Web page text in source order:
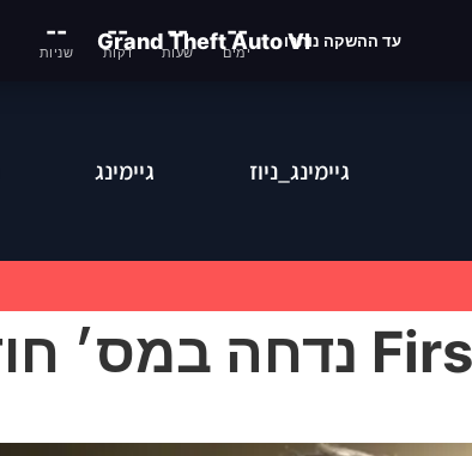
עד ההשקה נותרוGrand Theft Auto VI
--
ימים
--
שעות
--
דקות
--
שניות
גיימינג_ניוז גיימינג